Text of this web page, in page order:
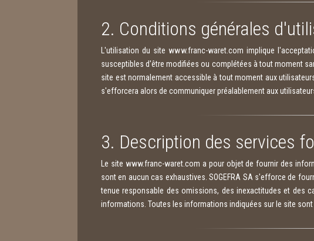
2. Conditions générales
L'utilisation du site www.franc-waret.com implique
susceptibles d'être modifiées ou complétées à tout moment
site est normalement accessible à tout moment aux
s'efforcera alors de communiquer préalablement aux
3. Description des services
Le site www.franc-waret.com a pour objet de fournir des
sont en aucun cas exhaustives. SOGEFRA SA s'efforce de
tenue responsable des omissions, des inexactitudes et des
informations. Toutes les informations indiquées sur le site